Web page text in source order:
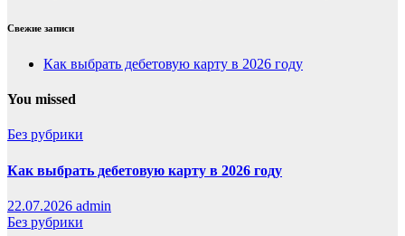
Свежие записи
Как выбрать дебетовую карту в 2026 году
You missed
Без рубрики
Как выбрать дебетовую карту в 2026 году
22.07.2026 admin
Без рубрики